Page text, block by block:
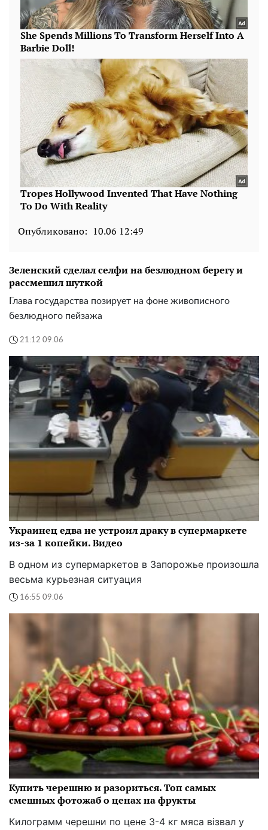
Опубликовано: 10.06 12:49
Зеленский сделал селфи на безлюдном берегу и
рассмешил шуткой
Глава государства позирует на фоне живописного
безлюдного пейзажа
21:12 09.06
Украинец едва не устроил драку в супермаркете
из-за 1 копейки. Видео
В одном из супермаркетов в Запорожье произошла
весьма курьезная ситуация
16:55 09.06
Купить черешню и разориться. Топ самых
смешных фотожаб о ценах на фрукты
Килограмм черешни по цене 3-4 кг мяса візвал у